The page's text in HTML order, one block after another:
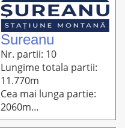
Sureanu
Nr. partii: 10
Lungime totala partii:
11.770m
Cea mai lunga partie:
2060m
Altitudine: 2010m-